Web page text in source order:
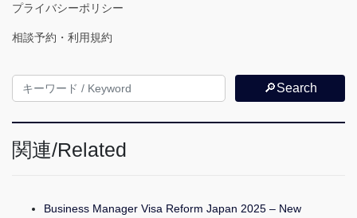
プライバシーポリシー
相談予約・利用規約
🔎Search
関連/Related
Business Manager Visa Reform Japan 2025 – New